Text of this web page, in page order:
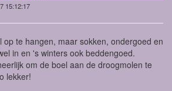
15:12:17
op te hangen, maar sokken, ondergoed en
in en 's winters ook beddengoed.
om de boel aan de droogmolen te
lekker!